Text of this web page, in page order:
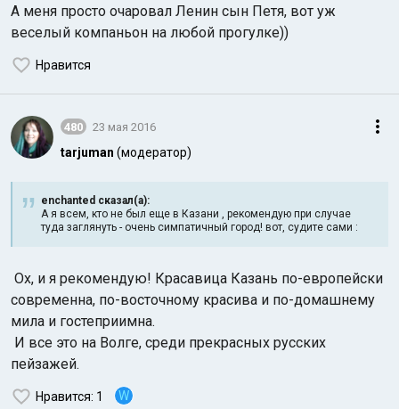
А меня просто очаровал Ленин сын Петя, вот уж
веселый компаньон на любой прогулке))
Нравится
480 23 мая 2016
tarjuman (модератор)
enchanted сказал(а):
А я всем, кто не был еще в Казани , рекомендую при случае
туда заглянуть - очень симпатичный город! вот, судите сами :
Ох, и я рекомендую! Красавица Казань по-европейски
современна, по-восточному красива и по-домашнему
мила и гостеприимна.
И все это на Волге, среди прекрасных русских
пейзажей.
Нравится: 1 W